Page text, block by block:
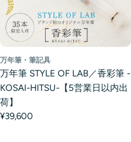
万年筆・筆記具
万年筆 STYLE OF LAB／香彩筆 -
KOSAI-HITSU-【5営業日以内出
荷】
¥39,600